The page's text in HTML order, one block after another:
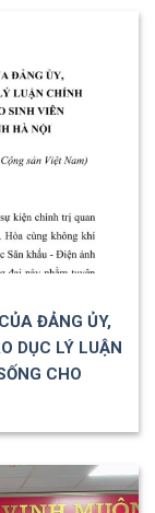
ĐẢNG ỦY,
DỤC LÝ LUẬN
CHO